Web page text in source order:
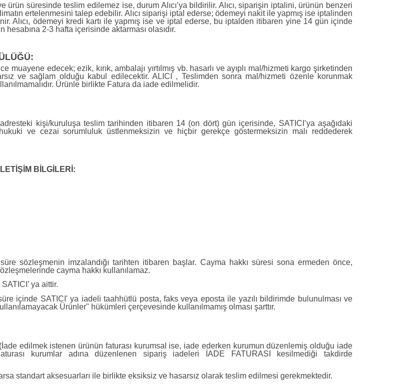
ürün süresinde teslim edilemez ise, durum Alıcı’ya bildirilir. Alıcı, siparişin iptalini, ürünün benzeri
ertelenmesini talep edebilir. Alıcı siparişi iptal ederse; ödemeyi nakit ile yapmış ise iptalinden
Alıcı, ödemeyi kredi kartı ile yapmış ise ve iptal ederse, bu iptalden itibaren yine 14 gün içinde
2-3 hafta içerisinde aktarması olasıdır.
edecek; ezik, kırık, ambalajı yırtılmış vb. hasarlı ve ayıplı mal/hizmeti kargo şirketinden
ve sağlam olduğu kabul edilecektir. ALICI , Teslimden sonra mal/hizmeti özenle korunmak
Ürünle birlikte Fatura da iade edilmelidir.
kişi/kuruluşa teslim tarihinden itibaren 14 (on dört) gün içerisinde, SATICI’ya aşağıdaki
ve cezai sorumluluk üstlenmeksizin ve hiçbir gerekçe göstermeksizin malı reddederek
BİLGİLERİ:
sözleşmenin imzalandığı tarihten itibaren başlar. Cayma hakkı süresi sona ermeden önce,
cayma hakkı kullanılamaz.
ya aittir.
içinde SATICI' ya iadeli taahhütlü posta, faks veya eposta ile yazılı bildirimde bulunulması ve
Ürünler" hükümleri çerçevesinde kullanılmamış olması şarttır.
edilmek istenen ürünün faturası kurumsal ise, iade ederken kurumun düzenlemiş olduğu iade
kurumlar adına düzenlenen sipariş iadeleri İADE FATURASI kesilmediği takdirde
standart aksesuarları ile birlikte eksiksiz ve hasarsız olarak teslim edilmesi gerekmektedir.